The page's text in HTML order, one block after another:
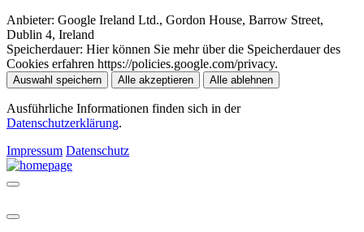
Anbieter: Google Ireland Ltd., Gordon House, Barrow Street,
Dublin 4, Ireland
Speicherdauer: Hier können Sie mehr über die Speicherdauer des
Cookies erfahren https://policies.google.com/privacy.
Auswahl speichern Alle akzeptieren Alle ablehnen
Ausführliche Informationen finden sich in der
Datenschutzerklärung.
Impressum Datenschutz